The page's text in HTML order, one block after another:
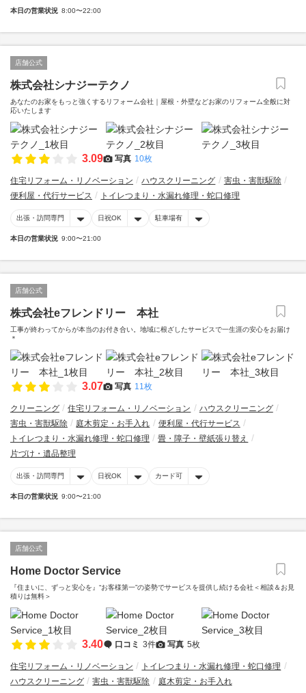
本日の営業状況 8:00〜22:00
店舗公式
株式会社シナジーテクノ
あなたのお家をもっと強くするリフォーム会社｜屋根・外壁などお家のリフォーム全般に対
応いたします
3.09 写真 10枚
住宅リフォーム・リノベーション ハウスクリーニング
害虫・害獣駆除
便利屋・代行サービス
トイレつまり・水漏れ修理・蛇口修理
出張・訪問専門 日祝OK 駐車場有
本日の営業状況 9:00〜21:00
店舗公式
株式会社eフレンドリー 本社
工事が終わってからが本当のお付き合い。地域に根ざしたサービスで一生涯の安心をお届け
＊
3.07 写真 11枚
クリーニング 住宅リフォーム・リノベーション
ハウスクリーニング
害虫・害獣駆除
庭木剪定・お手入れ
便利屋・代行サービス
トイレつまり・水漏れ修理・蛇口修理
畳・障子・壁紙張り替え
片づけ・遺品整理
出張・訪問専門 日祝OK カード可
本日の営業状況 9:00〜21:00
店舗公式
Home Doctor Service
『住まいに、ずっと安心を』“お客様第一”の姿勢でサービスを提供し続ける会社＜相談＆お見
積りは無料＞
3.40 口コミ 3件 写真 5枚
住宅リフォーム・リノベーション
トイレつまり・水漏れ修理・蛇口修理
ハウスクリーニング
害虫・害獣駆除 庭木剪定・お手入れ